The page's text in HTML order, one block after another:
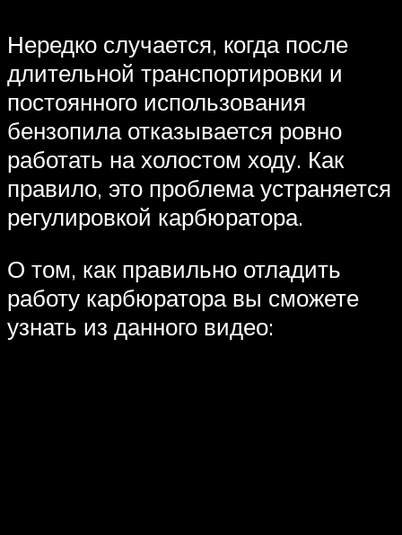
Нередко случается, когда после
длительной транспортировки и
постоянного использования
бензопила отказывается ровно
работать на холостом ходу. Как
правило, это проблема устраняется
регулировкой карбюратора.
О том, как правильно отладить
работу карбюратора вы сможете
узнать из данного видео: